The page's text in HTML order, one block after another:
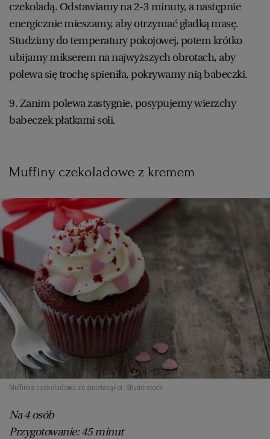
czekoladą. Odstawiamy na 2-3 minuty, a następnie
energicznie mieszamy, aby otrzymać gładką masę.
Studzimy do temperatury pokojowej, potem krótko
ubijamy mikserem na najwyższych obrotach, aby
polewa się trochę spieniła, pokrywamy nią babeczki.
9. Zanim polewa zastygnie, posypujemy wierzchy
babeczek płatkami soli.
Muffiny czekoladowe z kremem
Muffinka czekoladowa ze śmietanąFot. Shutterstock
Na 4 osób
Przygotowanie: 45 minut